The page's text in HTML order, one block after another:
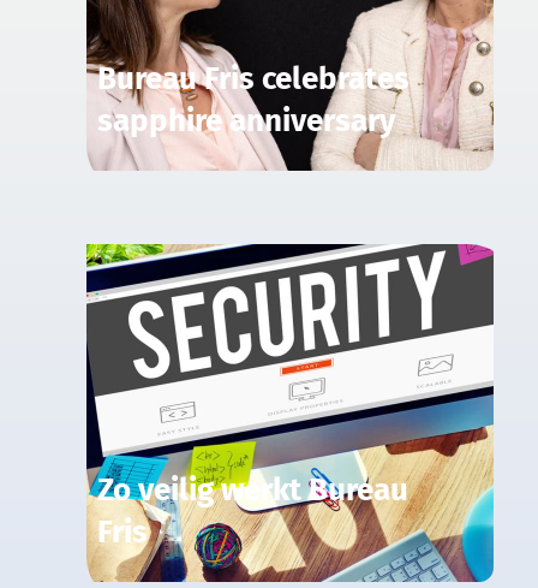
Bureau Fris celebrates
sapphire anniversary
Zo veilig werkt Bureau
Fris